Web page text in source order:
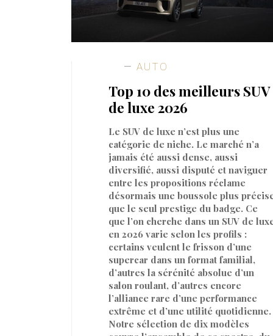
AUTO
Top 10 des meilleurs SUV
de luxe 2026
Le SUV de luxe n’est plus une
catégorie de niche. Le marché n’a
jamais été aussi dense, aussi
diversifié, aussi disputé et naviguer
entre les propositions réclame
désormais une boussole plus
que le seul prestige du badge. Ce
que l’on cherche dans un SUV de
en 2026 varie selon les profils :
certains veulent le frisson d’une
supercar dans un format familial,
d’autres la sérénité absolue d’un
salon roulant, d’autres encore
l’alliance rare d’une performance
extrême et d’une utilité quotidienne.
Notre sélection de dix modèles